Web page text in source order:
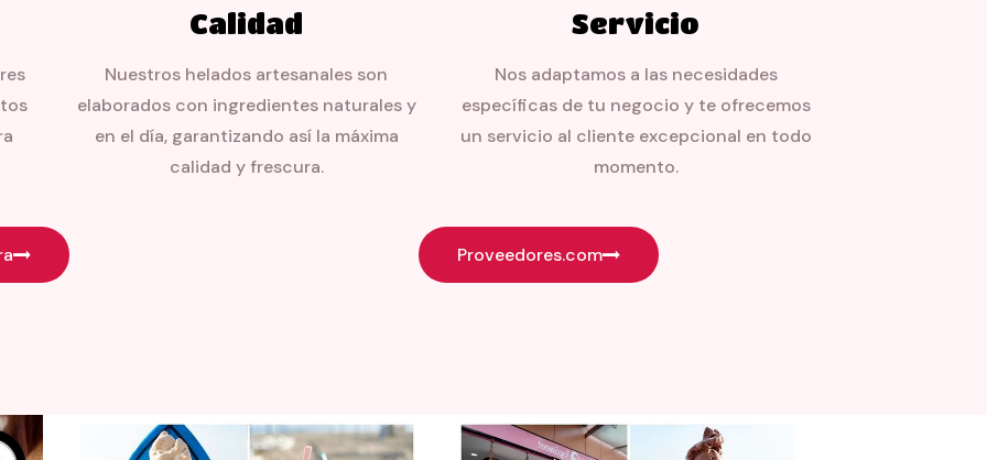
Calidad
Nuestros helados artesanales son
elaborados con ingredientes naturales y
en el día, garantizando así la máxima
calidad y frescura.
Servicio
Nos adaptamos a las necesidades
específicas de tu negocio y te ofrecemos
un servicio al cliente excepcional en todo
momento.
Proveedores.com